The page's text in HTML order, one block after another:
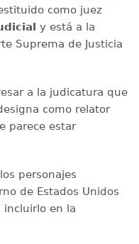
como juez
y está a la
Suprema de Justicia
a la judicatura que
como relator
parece estar
personajes
de Estados Unidos
incluirlo en la